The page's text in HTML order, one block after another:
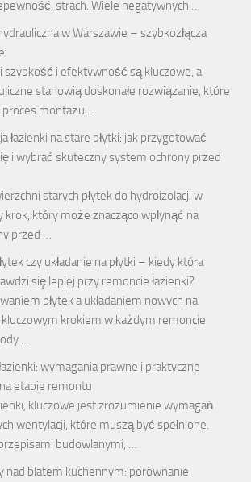
strach. Wiele negatywnych …
w Warszawie – szybkozłącza
szybkość i efektywność są kluczowe, a
stanowią doskonałe rozwiązanie, które
proces montażu …
łazienki na stare płytki: jak przygotować
i wybrać skuteczny system ochrony przed
starych płytek do hydroizolacji w
krok, który może znacząco wpłynąć na
przed …
czy układanie na płytki – kiedy która
się lepiej przy remoncie łazienki?
płytek a układaniem nowych na
kluczowym krokiem w każdym remoncie
…
wymagania prawne i praktyczne
etapie remontu
kluczowe jest zrozumienie wymagań
wentylacji, które muszą być spełnione.
budowlanymi, …
nad blatem kuchennym: porównanie